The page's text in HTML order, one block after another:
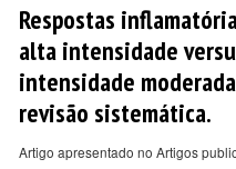
Respostas
alta intensidade
intensidade
revisão sistemática.
Artigo apresentado no Artigos